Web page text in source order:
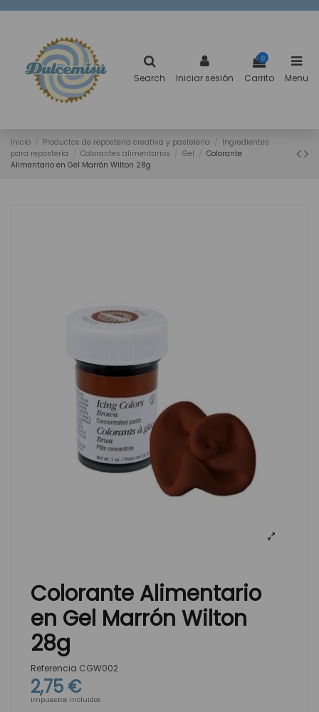
Search Iniciar sesión
0
Carrito Menu
Inicio Productos de repostería creativa y pastelería
Ingredientes
para repostería
Colorantes alimentarios Gel
Colorante
Alimentario en Gel Marrón Wilton 28g
Colorante Alimentario
en Gel Marrón Wilton
28g
Referencia CGW002
2,75 €
Impuestos incluidos